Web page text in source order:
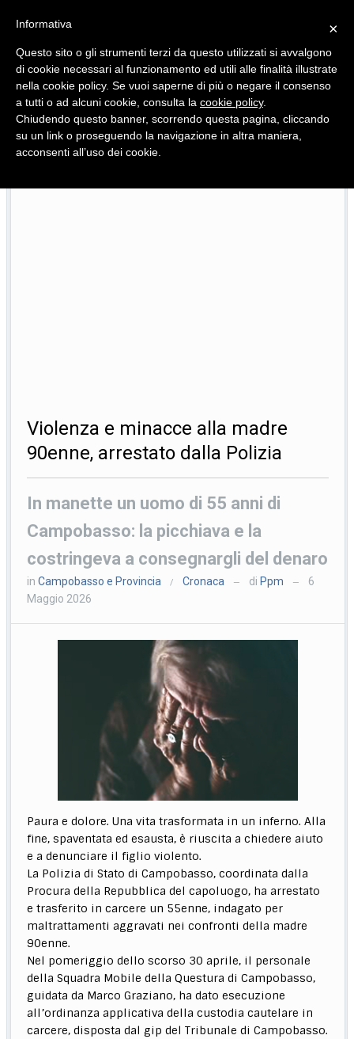
Quotidiano d'informazione distribuito in Molise con
Violenza e minacce alla madre
90enne, arrestato dalla Polizia
In manette un uomo di 55 anni di
Campobasso: la picchiava e la
costringeva a consegnargli del denaro
inCampobasso e Provincia / Cronaca — di Ppm —
6
Maggio 2026
Paura e dolore. Una vita trasformata in un inferno. Alla
fine, spaventata ed esausta, è riuscita a chiedere aiuto
e a denunciare il figlio violento.
La Polizia di Stato di Campobasso, coordinata dalla
Procura della Repubblica del capoluogo, ha arrestato
e trasferito in carcere un 55enne, indagato per
maltrattamenti aggravati nei confronti della madre
90enne.
Nel pomeriggio dello scorso 30 aprile, il personale
della Squadra Mobile della Questura di Campobasso,
guidata da Marco Graziano, ha dato esecuzione
all’ordinanza applicativa della custodia cautelare in
carcere, disposta dal gip del Tribunale di Campobasso.
×
Informativa
Questo sito o gli strumenti terzi da questo utilizzati si avvalgono
di cookie necessari al funzionamento ed utili alle finalità illustrate
nella cookie policy. Se vuoi saperne di più o negare il consenso
a tutti o ad alcuni cookie, consulta la cookie policy.
Chiudendo questo banner, scorrendo questa pagina, cliccando
su un link o proseguendo la navigazione in altra maniera,
acconsenti all’uso dei cookie.